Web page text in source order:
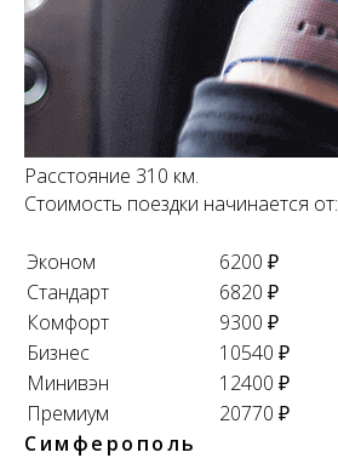
Расстояние 310 км.
Стоимость поездки начинается от:
Эконом
6200 ₽
Стандарт
6820 ₽
Комфорт
9300 ₽
Бизнес
10540 ₽
Минивэн
12400 ₽
Премиум
20770 ₽
Симферополь